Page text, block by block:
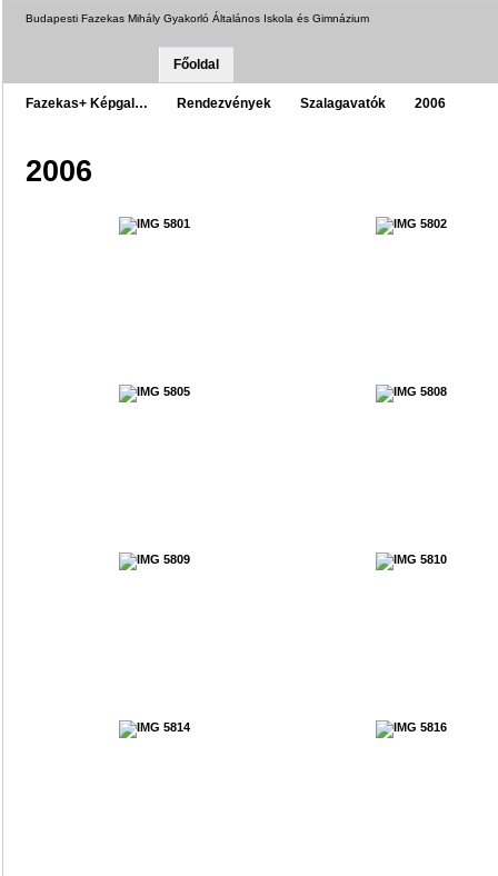
Budapesti Fazekas Mihály Gyakorló Általános Iskola és Gimnázium
Főoldal
Fazekas+ Képgal… Rendezvények Szalagavatók 2006
2006